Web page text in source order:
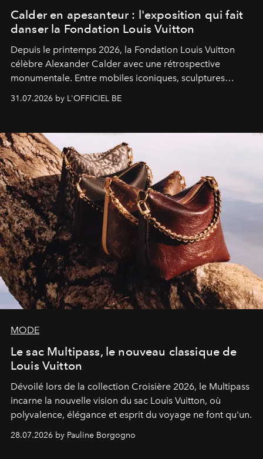
Calder en apesanteur : l'exposition qui fait
danser la Fondation Louis Vuitton
Depuis le printemps 2026, la Fondation Louis Vuitton
célèbre Alexander Calder avec une rétrospective
monumentale. Entre mobiles iconiques, sculptures
monumentales et poésie du mouvement, l'artiste
américain investit les espaces imaginés par Frank Gehry
sculpture.
31.07.2026 by L'OFFICIEL BE
MODE
Le sac Multipass, le nouveau classique de
Louis Vuitton
Dévoilé lors de la collection Croisière 2026, le Multipass
incarne la nouvelle vision du sac Louis Vuitton, où
polyvalence, élégance et esprit du voyage ne font qu'un.
28.07.2026 by Pauline Borgogno